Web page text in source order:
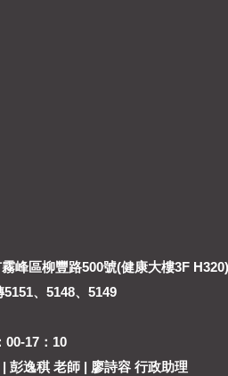
峰區柳豐路500號(健康大樓3F H320)
、5148、5149
00-17：10
彭逸稘 老師 | 廖詩容 行政助理